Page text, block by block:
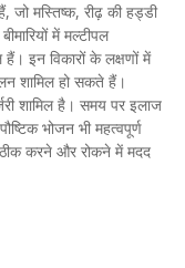
जो मस्तिष्क, रीढ़ की हड्डी
में मल्टीपल
इन विकारों के लक्षणों में
शामिल हो सकते हैं।
शामिल है। समय पर इलाज
भोजन भी महत्वपूर्ण
करने और रोकने में मदद